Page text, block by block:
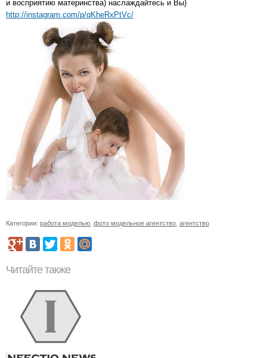
и восприятию материнства) наслаждайтесь и Вы)
http://instagram.com/p/qKheRxPtVc/
Категории: работа моделью фото модельное агентство агентство
Читайте также